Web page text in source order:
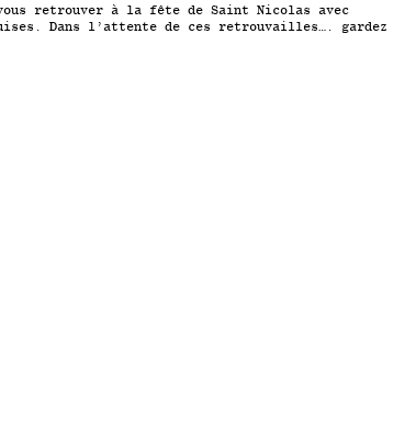
vous retrouver à la fête de Saint Nicolas avec
Dans l’attente de ces retrouvailles…. gardez